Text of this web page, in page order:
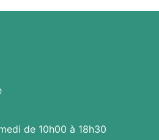
de 10h00 à 18h30